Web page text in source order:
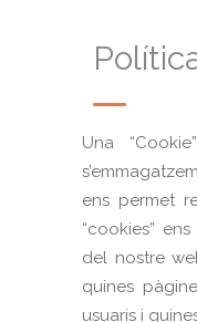
Una
ens permet
“cookies”
del nostre
quines
usuaris i